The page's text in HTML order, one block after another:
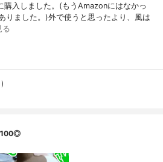
入しました。(もうAmazonにはなかっ
りました。)外で使うと思ったより、風は
る
100◎